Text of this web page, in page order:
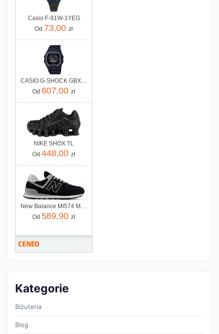
Casio F-91W-1YEG
Od 73,00 zł
CASIO G-SHOCK GBX-100NS-1ER
Od 607,00 zł
NIKE SHOX TL
Od 448,00 zł
New Balance Ml574 Ml574Evb
Od 589,90 zł
Kategorie
Biżuteria
Blog